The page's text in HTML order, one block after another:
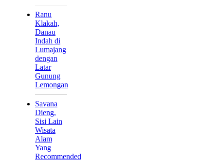
Ranu
Klakah,
Danau
Indah di
Lumajang
dengan
Latar
Gunung
Lemongan
Savana
Dieng,
Sisi Lain
Wisata
Alam
Yang
Recommended